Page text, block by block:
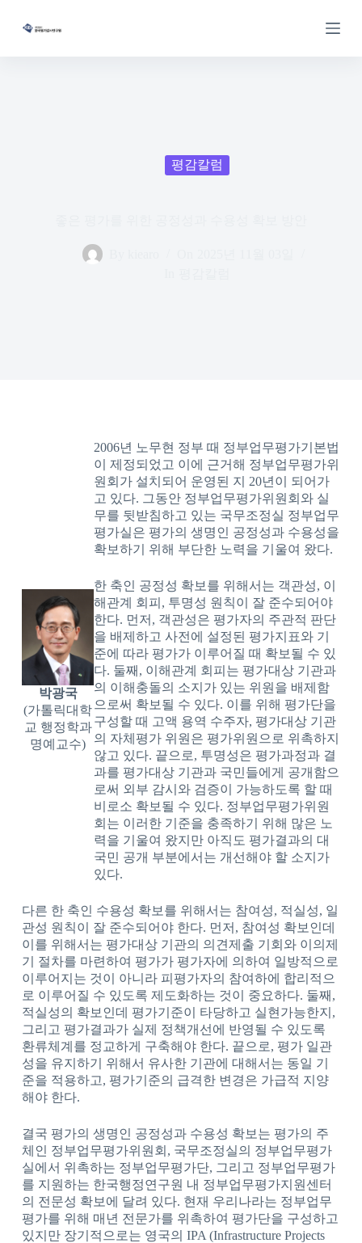
평감칼럼
박광국
(가톨릭대학
교 행정학과
명예교수)
2006년 노무현 정부 때 정부업무평가기본법
이 제정되었고 이에 근거해 정부업무평가위
원회가 설치되어 운영된 지 20년이 되어가
고 있다. 그동안 정부업무평가위원회와 실
무를 뒷받침하고 있는 국무조정실 정부업무
평가실은 평가의 생명인 공정성과 수용성을
확보하기 위해 부단한 노력을 기울여 왔다.
한 축인 공정성 확보를 위해서는 객관성, 이
해관계 회피, 투명성 원칙이 잘 준수되어야
한다. 먼저, 객관성은 평가자의 주관적 판단
을 배제하고 사전에 설정된 평가지표와 기
준에 따라 평가가 이루어질 때 확보될 수 있
다. 둘째, 이해관계 회피는 평가대상 기관과
의 이해충돌의 소지가 있는 위원을 배제함
으로써 확보될 수 있다. 이를 위해 평가단을
구성할 때 고액 용역 수주자, 평가대상 기관
의 자체평가 위원은 평가위원으로 위촉하지
않고 있다. 끝으로, 투명성은 평가과정과 결
과를 평가대상 기관과 국민들에게 공개함으
로써 외부 감시와 검증이 가능하도록 할 때
비로소 확보될 수 있다. 정부업무평가위원
회는 이러한 기준을 충족하기 위해 많은 노
력을 기울여 왔지만 아직도 평가결과의 대
국민 공개 부분에서는 개선해야 할 소지가
있다.
다른 한 축인 수용성 확보를 위해서는 참여성, 적실성, 일
관성 원칙이 잘 준수되어야 한다. 먼저, 참여성 확보인데
이를 위해서는 평가대상 기관의 의견제출 기회와 이의제
기 절차를 마련하여 평가가 평가자에 의하여 일방적으로
이루어지는 것이 아니라 피평가자의 참여하에 합리적으
로 이루어질 수 있도록 제도화하는 것이 중요하다. 둘째,
적실성의 확보인데 평가기준이 타당하고 실현가능한지,
그리고 평가결과가 실제 정책개선에 반영될 수 있도록
환류체계를 정교하게 구축해야 한다. 끝으로, 평가 일관
성을 유지하기 위해서 유사한 기관에 대해서는 동일 기
준을 적용하고, 평가기준의 급격한 변경은 가급적 지양
해야 한다.
결국 평가의 생명인 공정성과 수용성 확보는 평가의 주
체인 정부업무평가위원회, 국무조정실의 정부업무평가
실에서 위촉하는 정부업무평가단, 그리고 정부업무평가
를 지원하는 한국행정연구원 내 정부업무평가지원센터
의 전문성 확보에 달려 있다. 현재 우리나라는 정부업무
평가를 위해 매년 전문가를 위촉하여 평가단을 구성하고
있지만 장기적으로는 영국의 IPA (Infrastructure Projects